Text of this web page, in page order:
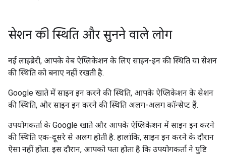
सेशन की स्थिति और सुनने वाले लोग
नई लाइब्रेरी, आपके वेब ऐप्लिकेशन के लिए साइन-इन की स्थिति या सेशन
की स्थिति को बनाए नहीं रखती है.
Google खाते में साइन इन करने की स्थिति, आपके ऐप्लिकेशन के सेशन
की स्थिति, और साइन इन करने की स्थिति अलग-अलग कॉन्सेप्ट हैं.
उपयोगकर्ता के Google खाते और आपके ऐप्लिकेशन में साइन इन करने
की स्थिति एक-दूसरे से अलग होती है. हालांकि, साइन इन करने के दौरान
ऐसा नहीं होता. इस दौरान, आपको पता होता है कि उपयोगकर्ता ने पुष्टि